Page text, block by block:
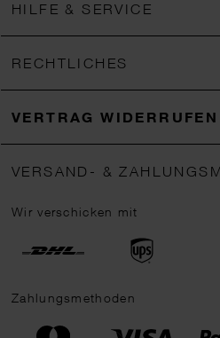
HILFE & SERVICE
RECHTLICHES
VERTRAG WIDERRUFEN
VERSAND- &
Wir verschicken mit
Zahlungsmethoden